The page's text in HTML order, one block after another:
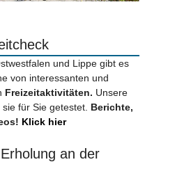
und Lippe gibt es
von interessanten und
Freizeitaktivitäten. Unsere
für Sie getestet. Berichte,
Klick hier
an der